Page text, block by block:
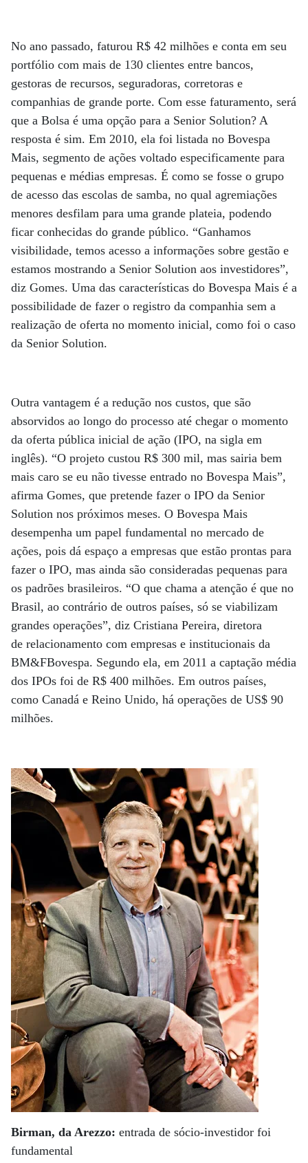
No ano passado, faturou R$ 42 milhões e conta em seu
portfólio com mais de 130 clientes entre bancos,
gestoras de recursos, seguradoras, corretoras e
companhias de grande porte. Com esse faturamento, será
que a Bolsa é uma opção para a Senior Solution? A
resposta é sim. Em 2010, ela foi listada no Bovespa
Mais, segmento de ações voltado especificamente para
pequenas e médias empresas. É como se fosse o grupo
de acesso das escolas de samba, no qual agremiações
menores desfilam para uma grande plateia, podendo
ficar conhecidas do grande público. “Ganhamos
visibilidade, temos acesso a informações sobre gestão e
estamos mostrando a Senior Solution aos investidores”,
diz Gomes. Uma das características do Bovespa Mais é a
possibilidade de fazer o registro da companhia sem a
realização de oferta no momento inicial, como foi o caso
da Senior Solution.
Outra vantagem é a redução nos custos, que são
absorvidos ao longo do processo até chegar o momento
da oferta pública inicial de ação (IPO, na sigla em
inglês). “O projeto custou R$ 300 mil, mas sairia bem
mais caro se eu não tivesse entrado no Bovespa Mais”,
afirma Gomes, que pretende fazer o IPO da Senior
Solution nos próximos meses. O Bovespa Mais
desempenha um papel fundamental no mercado de
ações, pois dá espaço a empresas que estão prontas para
fazer o IPO, mas ainda são consideradas pequenas para
os padrões brasileiros. “O que chama a atenção é que no
Brasil, ao contrário de outros países, só se viabilizam
grandes operações”, diz Cristiana Pereira, diretora
de relacionamento com empresas e institucionais da
BM&FBovespa. Segundo ela, em 2011 a captação média
dos IPOs foi de R$ 400 milhões. Em outros países,
como Canadá e Reino Unido, há operações de US$ 90
milhões.
Birman, da Arezzo: entrada de sócio-investidor foi
fundamental